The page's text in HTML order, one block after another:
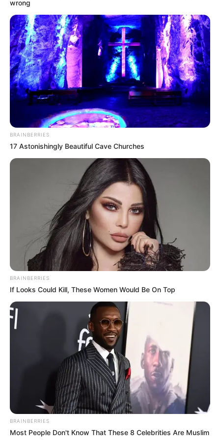
Ia dikenal sebagai TikToker yang membagikan konten kehidupan
sehari-hari yang diselingi konten make up dan skincare.
Daftar isi
Karier
Jamiatul Adewiyah Amrullah Putrii atau ptr.adewiyah sudah
membuat konten sejak tahun 2018. Awalnya ia membuat konten
random dengan melakukan lip sync menggunakan lagu yang
sedang hits.
Dengan konten-konten yang menarik, ia tak hanya membuat
konten sendirian, ia juga membuat konten bersama dengan teman-
temannya. Tak jarang, ia juga membuat konten bersama dengan
Dari konten-kontennya tersebut, ia mendapaktan banyak penonton
yang kemudian mejadi pengikutnya di TikTok.
arrow_forward_ios Baca selengkapnya
Mute
Biodata, Profil, dan Fakta Rivel Sumigar
wrong
BRAINBERRIES
17 Astonishingly Beautiful Cave Churches
BRAINBERRIES
If Looks Could Kill, These Women Would Be On Top
BRAINBERRIES
Most People Don't Know That These 8 Celebrities Are Muslim